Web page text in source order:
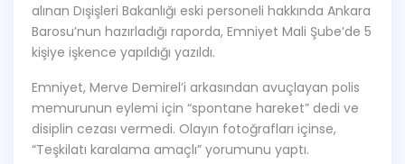
alınan Dışişleri Bakanlığı eski personeli hakkında Ankara
Barosu’nun hazırladığı raporda, Emniyet Mali Şube’de 5
kişiye işkence yapıldığı yazıldı.
Emniyet, Merve Demirel’i arkasından avuçlayan polis
memurunun eylemi için “spontane hareket” dedi ve
disiplin cezası vermedi. Olayın fotoğrafları içinse,
“Teşkilatı karalama amaçlı” yorumunu yaptı.